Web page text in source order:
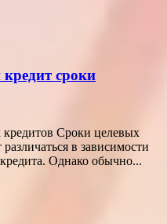
сроки
Сроки целевых
в зависимости
Однако обычно...